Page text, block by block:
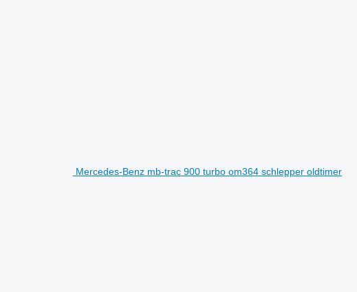
Mercedes-Benz mb-trac 900 turbo om364 schlepper oldtimer